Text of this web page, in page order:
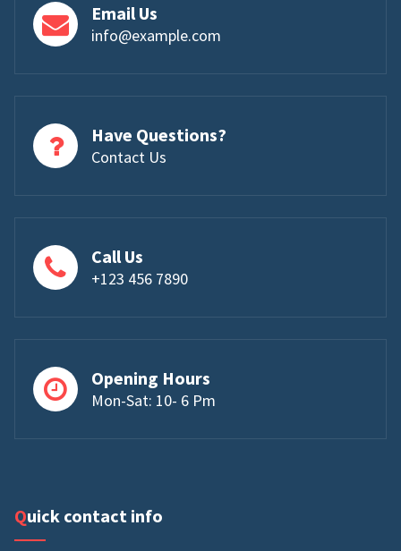
Email Us
info@example.com
Have Questions?
Contact Us
Call Us
+123 456 7890
Opening Hours
Mon-Sat: 10- 6 Pm
Quick contact info